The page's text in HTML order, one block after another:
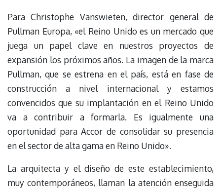
Para Christophe Vanswieten, director general de
Pullman Europa, «el Reino Unido es un mercado que
juega un papel clave en nuestros proyectos de
expansión los próximos años. La imagen de la marca
Pullman, que se estrena en el país, está en fase de
construcción a nivel internacional y estamos
convencidos que su implantación en el Reino Unido
va a contribuir a formarla. Es igualmente una
oportunidad para Accor de consolidar su presencia
en el sector de alta gama en Reino Unido».
La arquitecta y el diseño de este establecimiento,
muy contemporáneos, llaman la atención enseguida